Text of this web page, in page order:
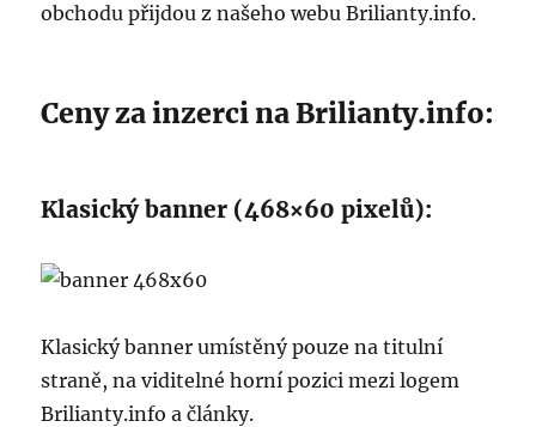
obchodu přijdou z našeho webu Brilianty.info.
Ceny za inzerci na Brilianty.info:
Klasický banner (468×60 pixelů):
Klasický banner umístěný pouze na titulní
straně, na viditelné horní pozici mezi logem
Brilianty.info a články.